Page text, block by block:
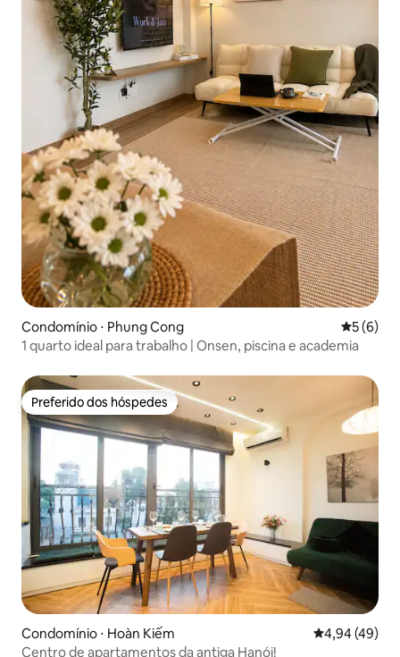
Condomínio ⋅ Phung Cong 5 de
5 (6)
1 quarto ideal para trabalho | Onsen, piscina e academia
Preferido dos hóspedes
Preferido dos hóspedes
Condomínio ⋅ Hoàn Kiếm 4,94 de uma
4,94 (49)
Centro de apartamentos da antiga Hanói!